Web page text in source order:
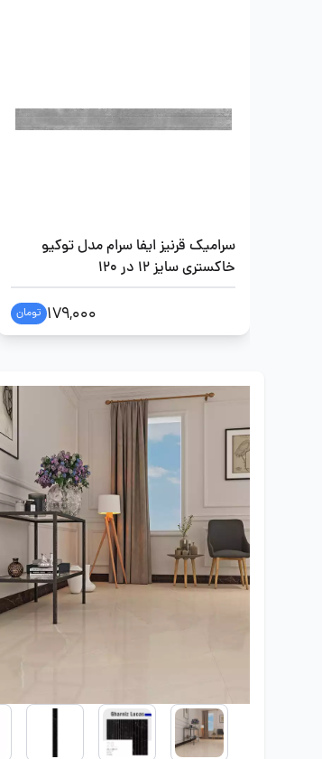
سرامیک قرنیز ایفا سرام مدل توکیو
خاکستری سایز 12 در 120
179,000 تومان